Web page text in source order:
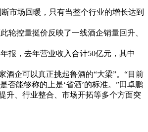
市场回暖，只有当整个行业的增长达到
控量挺价反映了一线酒企销量回升、
报，去年营业收入合计50亿元，其中
企可以真正挑起鲁酒的“大梁”。“目前
否能够称的上是‘省酒’的标准。”田卓鹏
升、行业整合、市场开拓等多个方面突